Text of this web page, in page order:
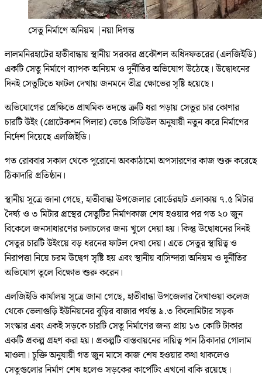
সেতু নির্মাণে অনিয়ম |নয়া দিগন্ত
লালমনিরহাটের হাতীবান্ধায় স্থানীয় সরকার প্রকৌশল অধিদফতরের (এলজিইডি)
একটি সেতু নির্মাণে ব্যাপক অনিয়ম ও দুর্নীতির অভিযোগ উঠেছে। উদ্বোধনের
দিনই সেতুটিতে ফাটল দেখায় জনমনে তীব্র ক্ষোভের সৃষ্টি হয়েছে।
অভিযোগের প্রেক্ষিতে প্রাথমিক তদন্তে ত্রুটি ধরা পড়ায় সেতুর চার কোণার
চারটি উইং (প্রোটেকশন পিলার) ভেঙে সিডিউল অনুযায়ী নতুন করে নির্মাণের
নির্দেশ দিয়েছে এলজিইডি।
গত রোববার সকাল থেকে পুরোনো অবকাঠামো অপসারণের কাজ শুরু করেছে
ঠিকাদারি প্রতিষ্ঠান।
স্থানীয় সূত্রে জানা গেছে, হাতীবান্ধা উপজেলার বোর্ডেরহাট এলাকায় ৭.৫ মিটার
দৈর্ঘ্য ও ৩ মিটার প্রস্থের সেতুটির নির্মাণকাজ শেষ হওয়ার পর গত ২০ জুন
বিকেলে জনসাধারণের চলাচলের জন্য খুলে দেয়া হয়। কিন্তু উদ্বোধনের দিনই
সেতুর চারটি উইংয়ে বড় ধরনের ফাটল দেখা দেয়। এতে সেতুর স্থায়িত্ব ও
নিরাপত্তা নিয়ে চরম উদ্বেগ সৃষ্টি হয় এবং স্থানীয় বাসিন্দারা অনিয়ম ও দুর্নীতির
অভিযোগ তুলে বিক্ষোভ শুরু করেন।
এলজিইডি কার্যালয় সূত্রে জানা গেছে, হাতীবান্ধা উপজেলার দৈখাওয়া কলেজ
থেকে ভেলাগুড়ি ইউনিয়নের বুড়ির বাজার পর্যন্ত ৯.৩ কিলোমিটার সড়ক
সংস্কার এবং একই সড়কে চারটি সেতু নির্মাণের জন্য প্রায় ১৩ কোটি টাকার
একটি প্রকল্প গ্রহণ করা হয়। প্রকল্পটি বাস্তবায়নের দায়িত্ব পান ঠিকাদার গোলাম
মাওলা। চুক্তি অনুযায়ী গত জুন মাসে কাজ শেষ হওয়ার কথা থাকলেও
সেতুগুলোর নির্মাণ শেষ হলেও সড়কের কার্পেটিং এখনো বাকি রয়েছে।